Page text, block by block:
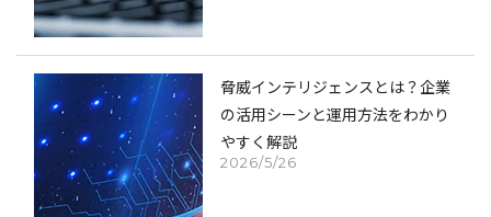
2026/5/26
脅威インテリジェンスとは？企業
の活用シーンと運用方法をわかり
やすく解説